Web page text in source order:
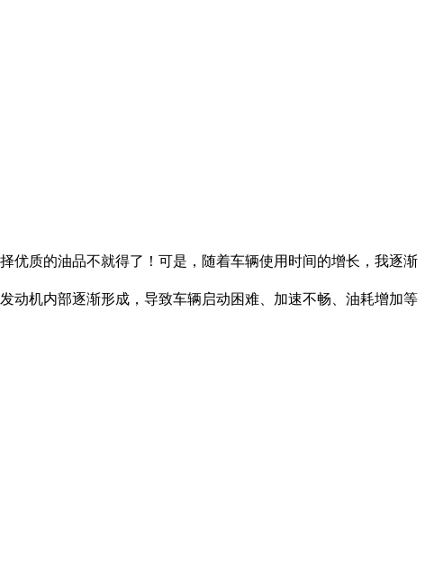
质的油品不就得了！可是，随着车辆使用时间的增长，我逐渐
动机内部逐渐形成，导致车辆启动困难、加速不畅、油耗增加等